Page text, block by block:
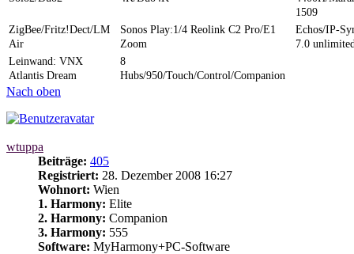
1509
ZigBee/Fritz!Dect/LM
Air
Sonos Play:1/4 Reolink C2 Pro/E1
Zoom
Echos/IP-
7.0
Leinwand: VNX
Atlantis Dream
8
Hubs/950/Touch/Control/Companion
Nach oben
wtuppa
Beiträge: 405
Registriert: 28. Dezember 2008 16:27
Wohnort: Wien
1. Harmony: Elite
2. Harmony: Companion
3. Harmony: 555
Software: MyHarmony+PC-Software